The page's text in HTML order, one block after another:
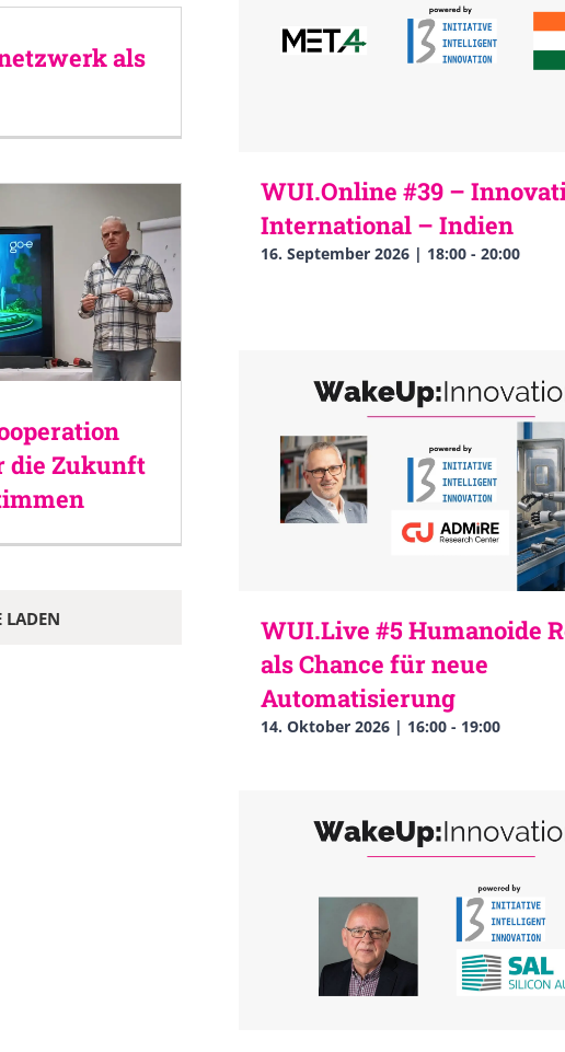
als
die Zukunft
LADEN
WUI.Online #39 –
International – Indien
16. September 2026 | 18:00- 20:00
WUI.Live #5 Humanoide
als Chance für neue
Automatisierung
14. Oktober 2026 | 16:00- 19:00